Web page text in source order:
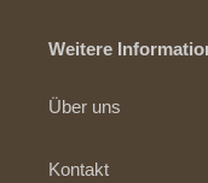
Weitere
Über uns
Kontakt